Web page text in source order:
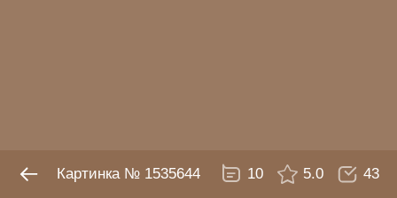
Картинка № 1535644 10 5.0 43